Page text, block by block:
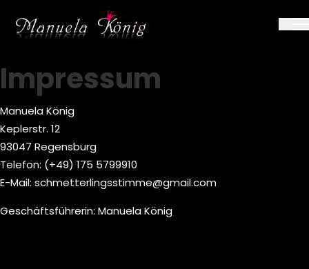
Impressum
Home Impressum
Impressum
Manuela König
Keplerstr. 12
93047 Regensburg
Telefon: (+49) 175 5799910
E-Mail: schmetterlingsstimme@gmail.com
Geschäftsführerin: Manuela König